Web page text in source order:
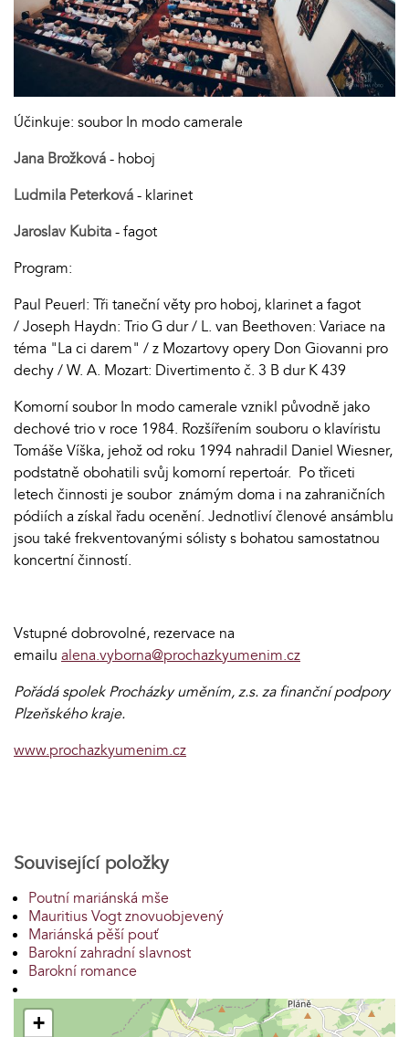
Účinkuje: soubor In modo camerale
Jana Brožková- hoboj
Ludmila Peterková- klarinet
Jaroslav Kubita- fagot
Program:
Paul Peuerl: Tři taneční věty pro hoboj, klarinet a fagot
/ Joseph Haydn: Trio G dur / L. van Beethoven: Variace na
téma "La ci darem" / z Mozartovy opery Don Giovanni pro
dechy / W. A. Mozart: Divertimento č. 3 B dur K 439
Komorní soubor In modo camerale vznikl původně jako
dechové trio v roce 1984. Rozšířením souboru o klavíristu
Tomáše Víška, jehož od roku 1994 nahradil Daniel Wiesner,
podstatně obohatili svůj komorní repertoár. Po třiceti
letech činnosti je soubor známým doma i na zahraničních
pódiích a získal řadu ocenění. Jednotliví členové ansámblu
jsou také frekventovanými sólisty s bohatou samostatnou
koncertní činností.
Vstupné dobrovolné, rezervace na
emailu alena.vyborna@prochazkyumenim.cz
Pořádá spolek Procházky uměním, z.s. za finanční podpory
Plzeňského kraje.
www.prochazkyumenim.cz
Související položky
Poutní mariánská mše
Mauritius Vogt znovuobjevený
Mariánská pěší pouť
Barokní zahradní slavnost
Barokní romance
+